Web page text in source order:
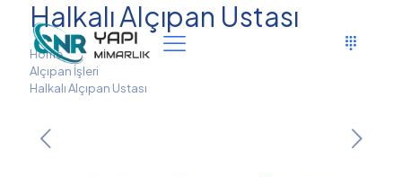
Halkalı Alçıpan Ustası
Home
Alçıpan İşleri
Halkalı Alçıpan Ustası